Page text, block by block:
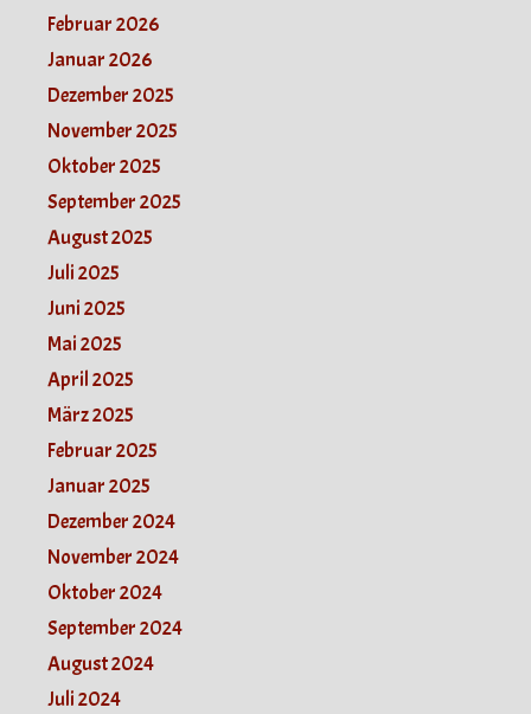
Februar 2026
Januar 2026
Dezember 2025
November 2025
Oktober 2025
September 2025
August 2025
Juli 2025
Juni 2025
Mai 2025
April 2025
März 2025
Februar 2025
Januar 2025
Dezember 2024
November 2024
Oktober 2024
September 2024
August 2024
Juli 2024